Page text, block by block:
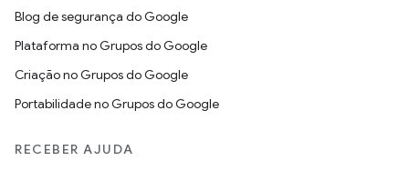
Blog de segurança do Google
Plataforma no Grupos do Google
Criação no Grupos do Google
Portabilidade no Grupos do Google
RECEBER AJUDA